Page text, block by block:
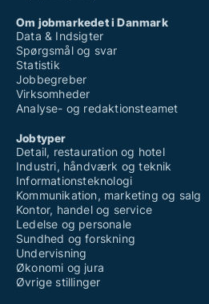
Om jobmarkedet i Danmark
Data & Indsigter
Spørgsmål og svar
Statistik
Jobbegreber
Virksomheder
Analyse- og redaktionsteamet
Jobtyper
Detail, restauration og hotel
Industri, håndværk og teknik
Informationsteknologi
Kommunikation, marketing og salg
Kontor, handel og service
Ledelse og personale
Sundhed og forskning
Undervisning
Økonomi og jura
Øvrige stillinger